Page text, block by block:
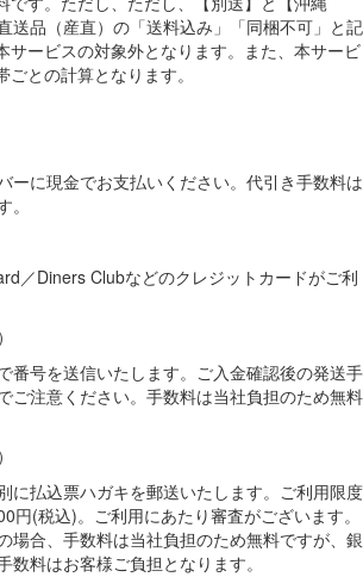
送品（産直）の「送料込み」「同梱不可」と記
サービスの対象外となります。また、本サービ
ごとの計算となります。
ーに現金でお支払いください。代引き手数料は
／Diners Clubなどのクレジットカードがご利
番号を送信いたします。ご入金確認後の発送手
ご注意ください。手数料は当社負担のため無料
に払込票ハガキを郵送いたします。ご利用限度
円(税込)。ご利用にあたり審査がございます。
場合、手数料は当社負担のため無料ですが、銀
数料はお客様ご負担となります。